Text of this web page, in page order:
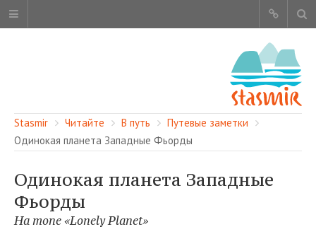
ОБ ЭТОМ САЙТЕ
АВТОРЫ
Stasmir Читайте В путь
Путевые заметки
Одинокая планета Западные Фьорды
Одинокая планета Западные
Фьорды
На топе «Lonely Planet»